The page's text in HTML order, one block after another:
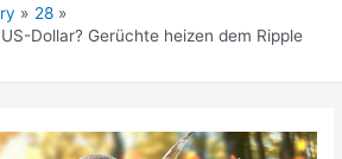
28
Dollar? Gerüchte heizen dem Ripple